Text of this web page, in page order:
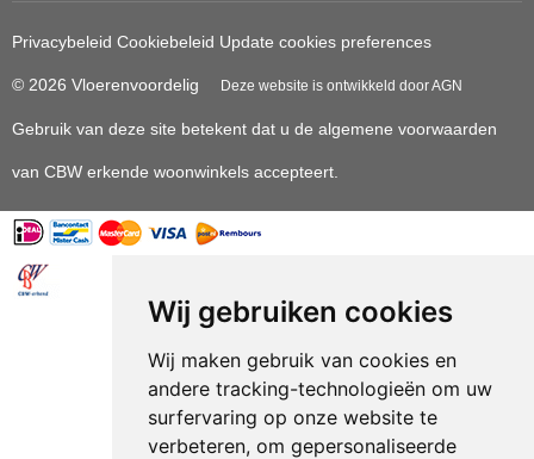
Wij gebruiken cookies
Wij maken gebruik van cookies en
andere tracking-technologieën om uw
surfervaring op onze website te
verbeteren, om gepersonaliseerde
Privacybeleid Cookiebeleid Update cookies preferences
© 2026 Vloerenvoordelig Deze website is ontwikkeld door AGN
Gebruik van deze site betekent dat u de algemene voorwaarden
van CBW erkende woonwinkels accepteert.